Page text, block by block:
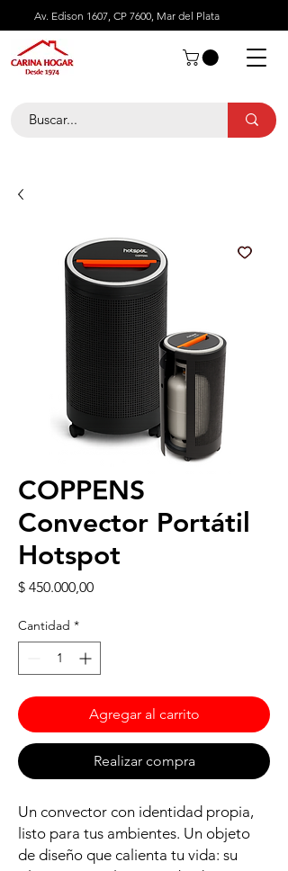
Av. Edison 1607, CP 7600, Mar del Plata
COPPENS
Convector Portátil
Hotspot
$ 450.000,00Precio
Cantidad *
Agregar al carrito
Realizar compra
Un convector con identidad propia,
listo para tus ambientes. Un objeto
de diseño que calienta tu vida: su